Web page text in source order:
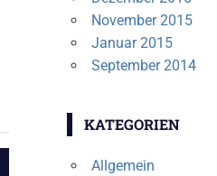
November 2015
Januar 2015
September 2014
KATEGORIEN
Allgemein